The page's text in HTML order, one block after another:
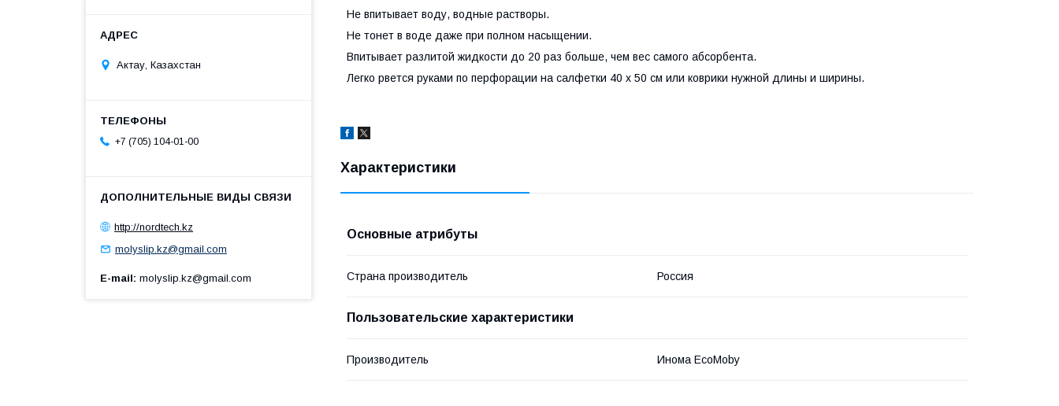
Не впитывает воду, водные растворы.
Не тонет в воде даже при полном насыщении.
Впитывает разлитой жидкости до 20 раз больше, чем вес самого абсорбента.
Легко рвется руками по перфорации на салфетки 40 х 50 см или коврики нужной длины и ширины.
Характеристики
Основные атрибуты
Страна производитель Россия
Пользовательские характеристики
Производитель Инома EcoMoby
Актау, Казахстан
+7 (705) 104-01-00
http://nordtech.kz
molyslip.kz@gmail.com
E-mail molyslip.kz@gmail.com